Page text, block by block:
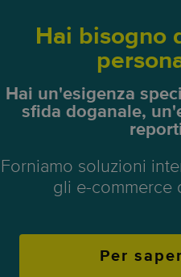
Hai bisogno
Hai un'esigenza
sfida doganale,
Forniamo soluzioni
gli e-commerce
Per